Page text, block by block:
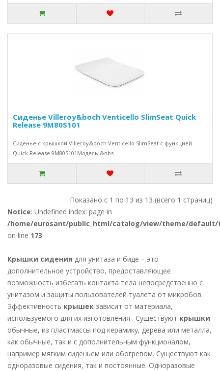
Сиденье Villeroy&boch Venticello SlimSeat Quick
Release 9M80S101
Сиденье с крышкой Villeroy&boch Venticello SlimSeat с функцией
Quick Release 9M80S101Модель:&nbs..
Показано с 1 по 13 из 13 (всего 1 страниц)
Notice: Undefined index: page in
/home/eurosant/public_html/catalog/view/theme/
on line 173
Крышки сидения для унитаза и биде – это
дополнительное устройство, предоставляющее
возможность избегать контакта тела непосредственно с
унитазом и защиты пользователей туалета от микробов.
Эффективность крышек зависит от материала,
используемого для их изготовления . Существуют крышки
обычные, из пластмассы под керамику, дерева или металла,
как обычные, так и с дополнительным функционалом,
например мягким сиденьем или обогревом. Существуют как
одноразовые сидения, так и постоянные. Одноразовые